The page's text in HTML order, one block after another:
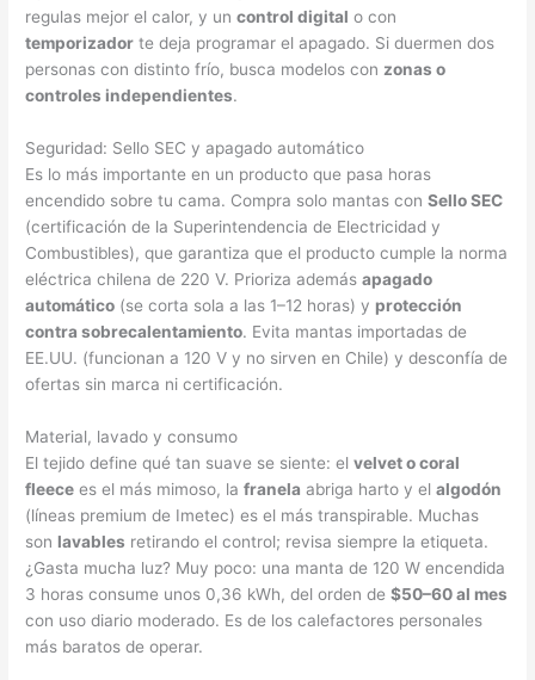
regulas mejor el calor, y uncontrol digital o con
temporizador te deja programar el apagado. Si duermen dos
personas con distinto frío, busca modelos con zonas o
controles independientes.
Seguridad: Sello SEC y apagado automático
Es lo más importante en un producto que pasa horas
encendido sobre tu cama. Compra solo mantas conSello SEC
(certificación de la Superintendencia de Electricidad y
Combustibles), que garantiza que el producto cumple la norma
eléctrica chilena de 220 V. Prioriza ademásapagado
automático (se corta sola a las 1–12 horas) y protección
contra sobrecalentamiento. Evita mantas importadas de
EE.UU. (funcionan a 120 V y no sirven en Chile) y desconfía de
ofertas sin marca ni certificación.
Material, lavado y consumo
El tejido define qué tan suave se siente: elvelvet o coral
fleece es el más mimoso, lafranela abriga harto y elalgodón
(líneas premium de Imetec) es el más transpirable. Muchas
son lavables retirando el control; revisa siempre la etiqueta.
¿Gasta mucha luz? Muy poco: una manta de 120 W encendida
3 horas consume unos 0,36 kWh, del orden de$50–60 al mes
con uso diario moderado. Es de los calefactores personales
más baratos de operar.